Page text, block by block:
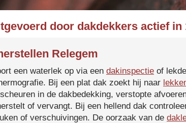
door dakdekkers actief in
Relegem
een waterlek op via een dakinspectie of
Bij een plat dak zoekt hij naar
in de dakbedekking, verstopte
of vervangt. Bij een hellend dak
of verschuivingen. De oorzaak van de